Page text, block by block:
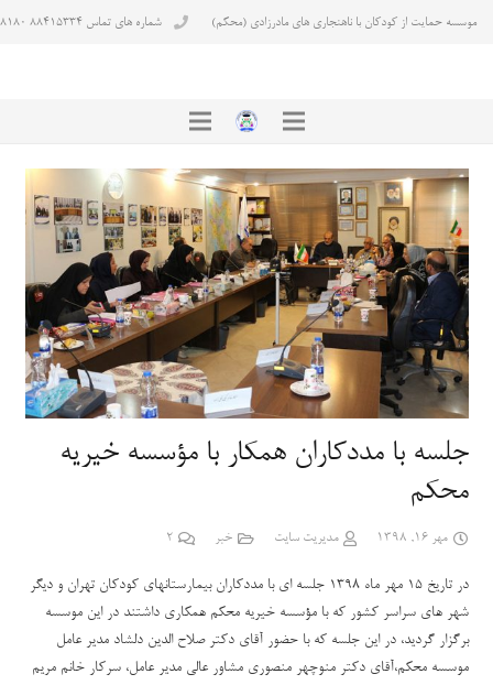
موسسه حمایت از کودکان با ناهنجاری های مادرزادی (محکم) شماره های تماس ۸۸۴۱۵۳۳۴ ۸۸۴۳۸۱۸۰
جلسه با مددکاران همکار با مؤسسه خیریه
محکم
مهر 16, 1398 مدیریت سایت خبر 2
در تاریخ 15 مهر ماه 1398 جلسه ای با مددکاران بیمارستانهای کودکان تهران و دیگر
شهر های سراسر کشور که با مؤسسه خیریه محکم همکاری داشتند در این موسسه
برگزار گردید، در این جلسه که با حضور آقای دکتر صلاح الدین دلشاد مدیر عامل
موسسه محکم،آقای دکتر منوچهر منصوری مشاور عالی مدیر عامل، سرکار خانم مریم